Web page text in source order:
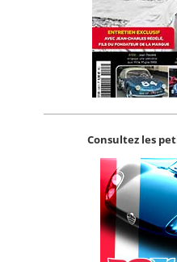
Consultez les